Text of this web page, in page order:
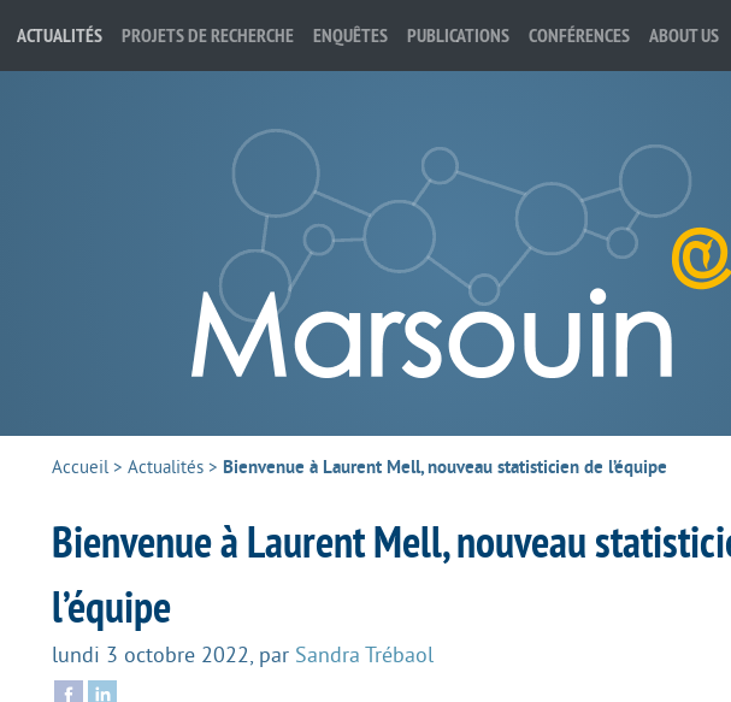
ACTUALITÉS PROJETS DE RECHERCHE ENQUÊTES PUBLICATIONS CONFÉRENCES ABOUT US
Accueil> Actualités > Bienvenue à Laurent Mell, nouveau statisticien de l’équipe
Bienvenue à Laurent Mell, nouveau
l’équipe
lundi 3 octobre 2022 par Sandra Trébaol